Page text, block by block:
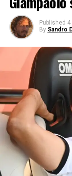
Published 4
By Sandro